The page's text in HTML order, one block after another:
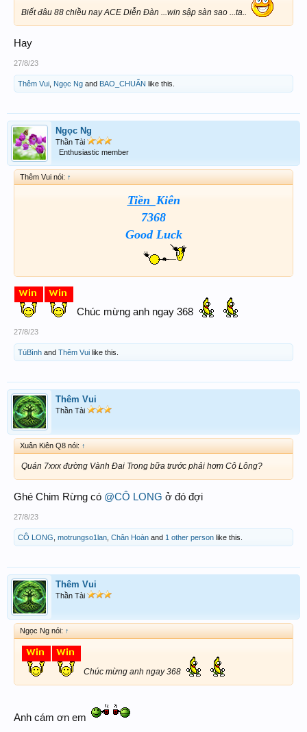
Biết đâu 88 chiều nay ACE Diễn Đàn ...win sập sàn sao ...ta..
Hay
27/8/23
Thêm Vui Ngọc Ng and BAO_CHUẨN like this.
Ngọc Ng
Thần Tài
Enthusiastic member
Thêm Vui nói: ↑
Tiền _Kiên
7368
Good Luck
Chúc mừng anh ngay 368
27/8/23
TúBình and Thêm Vui like this.
Thêm Vui
Thần Tài
Xuân Kiên Q8 nói: ↑
Quán 7xxx đường Vành Đai Trong bữa trước phải hơm Cô Lông?
Ghé Chim Rừng có @CÔ LONG ở đó đợi
27/8/23
CÔ LONG motrungso1lan Chân Hoàn and 1 other person like this.
Thêm Vui
Thần Tài
Ngọc Ng nói: ↑
Chúc mừng anh ngay 368
Anh cám ơn em